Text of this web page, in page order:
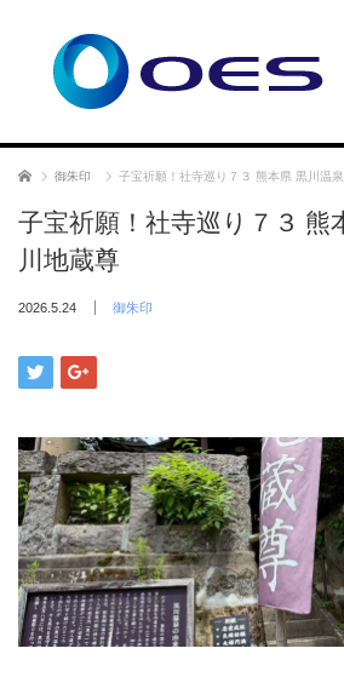
ホーム 御朱印 子宝祈願！社寺巡り７３ 熊本県 黒川温
子宝祈願！社寺巡り７３ 熊
川地蔵尊
2026.5.24 御朱印